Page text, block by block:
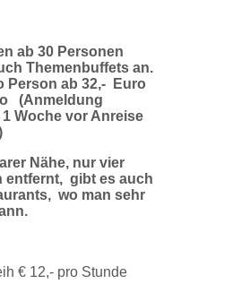
ab 30 Personen
Themenbuffets an.
Person ab 32,- Euro
(Anmeldung
Woche vor Anreise
Nähe, nur vier
entfernt, gibt es auch
wo man sehr
€ 12,- pro Stunde